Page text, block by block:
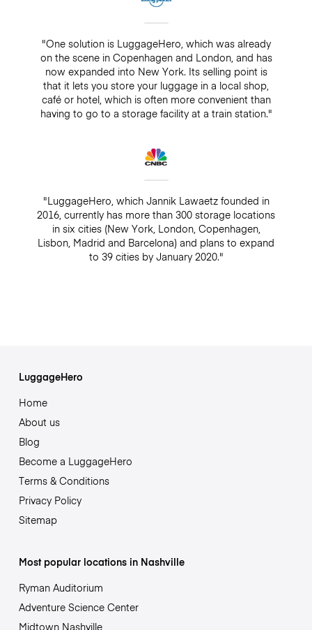
"One solution is LuggageHero, which was already
on the scene in Copenhagen and London, and has
now expanded into New York. Its selling point is
that it lets you store your luggage in a local shop,
café or hotel, which is often more convenient than
having to go to a storage facility at a train station."
"LuggageHero, which Jannik Lawaetz founded in
2016, currently has more than 300 storage locations
in six cities (New York, London, Copenhagen,
Lisbon, Madrid and Barcelona) and plans to expand
to 39 cities by January 2020."
LuggageHero
Home
About us
Blog
Become a LuggageHero
Terms & Conditions
Privacy Policy
Sitemap
Most popular locations in Nashville
Ryman Auditorium
Adventure Science Center
Midtown Nashville